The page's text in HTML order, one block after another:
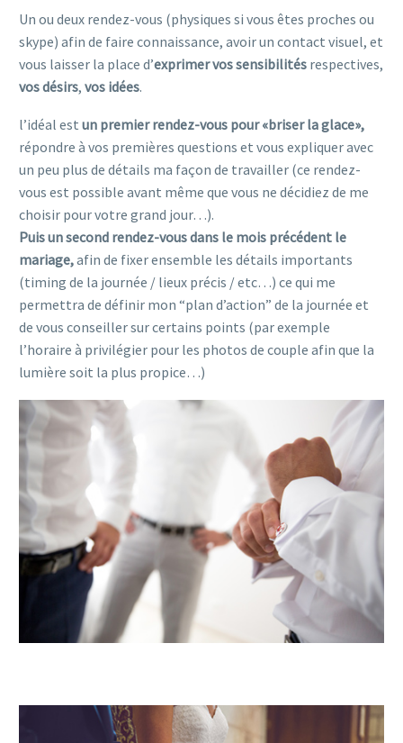
Un ou deux rendez-vous (physiques si vous êtes proches ou
skype) afin de faire connaissance, avoir un contact visuel, et
vous laisser la place d’exprimer vos sensibilités respectives,
vos désirs, vos idées.
l’idéal est un premier rendez-vous pour «briser la glace»,
répondre à vos premières questions et vous expliquer avec
un peu plus de détails ma façon de travailler (ce rendez-
vous est possible avant même que vous ne décidiez de me
choisir pour votre grand jour…).
Puis un second rendez-vous dans le mois précédent le
mariage,afin de fixer ensemble les détails importants
(timing de la journée / lieux précis / etc…) ce qui me
permettra de définir mon “plan d’action” de la journée et
de vous conseiller sur certains points (par exemple
l’horaire à privilégier pour les photos de couple afin que la
lumière soit la plus propice…)